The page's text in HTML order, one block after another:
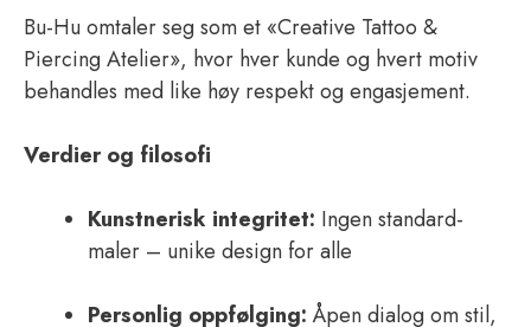
Bu-Hu omtaler seg som et «Creative Tattoo &
Piercing Atelier», hvor hver kunde og hvert motiv
behandles med like høy respekt og engasjement.
Verdier og filosofi
Kunstnerisk integritet: Ingen standard­
maler – unike design for alle
Personlig oppfølging:Åpen dialog om stil,